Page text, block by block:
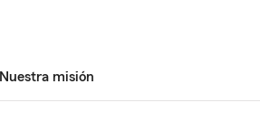
Nuestra misión